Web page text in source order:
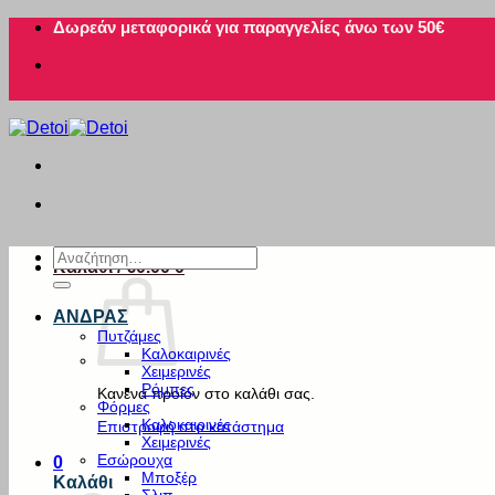
Μετάβαση
περιεχόμενο
Δωρεάν μεταφορικά για παραγγελίες άνω των 50€
Καλάθι /€0.00 0
Κανένα προϊόν στο καλάθι σας.
Επιστροφή στο κατάστημα
0
Καλάθι
Αναζήτηση
για:
ΑΝΔΡΑΣ
Πυτζάμες
Καλοκαιρινές
Χειμερινές
Ρόμπες
Φόρμες
Καλοκαιρινές
Χειμερινές
Εσώρουχα
Μποξέρ